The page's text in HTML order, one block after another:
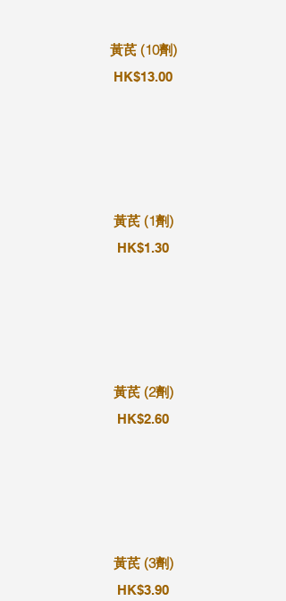
黃芪 (10劑)
HK$13.00
黃芪 (1劑)
HK$1.30
黃芪 (2劑)
HK$2.60
黃芪 (3劑)
HK$3.90